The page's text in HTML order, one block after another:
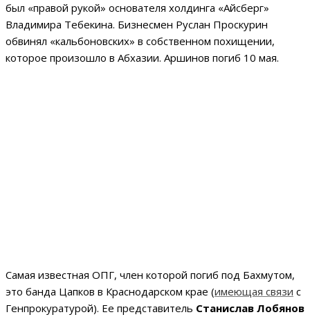
был «правой рукой» основателя холдинга «Айсберг»
Владимира Тебекина. Бизнесмен Руслан Проскурин
обвинял «кальбоновских» в собственном похищении,
которое произошло в Абхазии. Аршинов погиб 10 мая.
Самая известная ОПГ, член которой погиб под Бахмутом,
это банда Цапков в Краснодарском крае (имеющая связи с
Генпрокуратурой). Ее представитель Станислав Лобянов